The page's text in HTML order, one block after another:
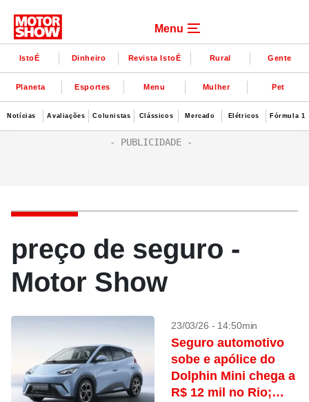
Menu
IstoÉ Dinheiro Revista IstoÉ Rural Gente
Planeta Esportes Menu Mulher Pet
Notícias Avaliações Colunistas Clássicos Mercado Elétricos Fórmula 1
preço de seguro -
Motor Show
23/03/26 - 14:50min
Seguro automotivo
sobe e apólice do
Dolphin Mini chega a
R$ 12 mil no Rio;